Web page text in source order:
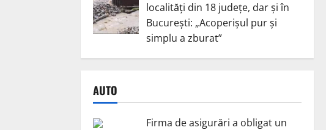
localități din 18 județe, dar și în
București: „Acoperișul pur și
simplu a zburat”
AUTO
Firma de asigurări a obligat un